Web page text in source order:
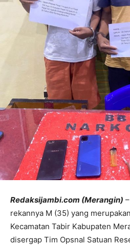
Redaksijambi.com (Merangin)
rekannya M (35) yang
Kecamatan Tabir Kabupaten
disergap Tim Opsnal Satuan